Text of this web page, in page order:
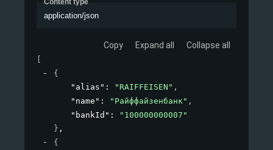
Content type
application/json
Copy Expand all Collapse all
[
{
"alias" : "RAIFFEISEN" ,
"name" : "Райффайзенбанк" ,
"bankId" :
"100000000007"
} ,
{